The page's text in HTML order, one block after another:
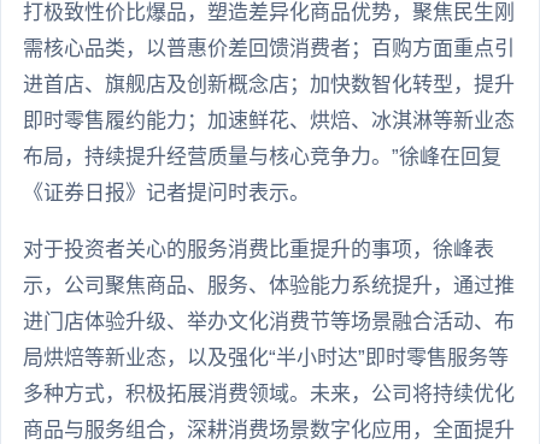
打极致性价比爆品，塑造差异化商品优势，聚焦民生刚
需核心品类，以普惠价差回馈消费者；百购方面重点引
进首店、旗舰店及创新概念店；加快数智化转型，提升
即时零售履约能力；加速鲜花、烘焙、冰淇淋等新业态
布局，持续提升经营质量与核心竞争力。”徐峰在回复
《证券日报》记者提问时表示。
对于投资者关心的服务消费比重提升的事项，徐峰表
示，公司聚焦商品、服务、体验能力系统提升，通过推
进门店体验升级、举办文化消费节等场景融合活动、布
局烘焙等新业态，以及强化“半小时达”即时零售服务等
多种方式，积极拓展消费领域。未来，公司将持续优化
商品与服务组合，深耕消费场景数字化应用，全面提升